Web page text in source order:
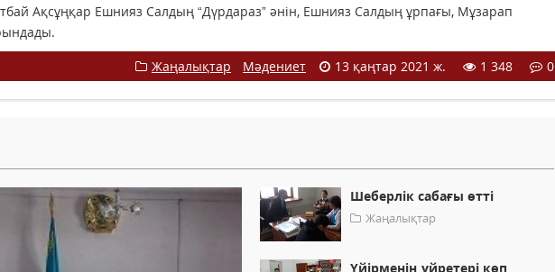
Ақсұңқар Ешнияз Салдың “Дүрдараз” әнін, Ешнияз Салдың ұрпағы, Мұзарап
Жаңалықтар / Мәдениет 13 қаңтар 2021 ж. 1 348 0
Шеберлік сабағы өтті
Жаңалықтар
Үйірменің үйретері көп